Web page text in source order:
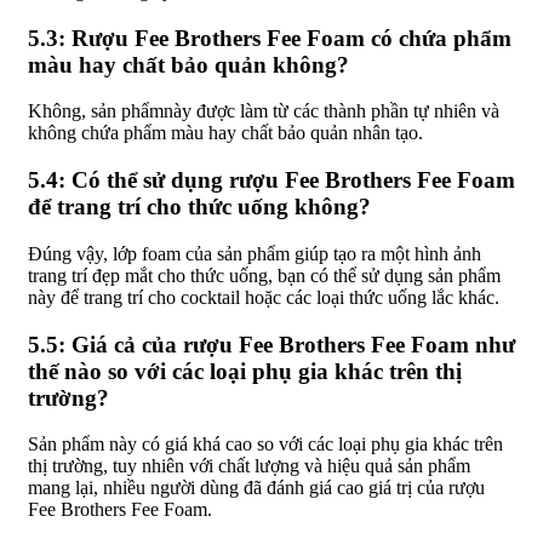
5.3: Rượu Fee Brothers Fee Foam có chứa phẩm
màu hay chất bảo quản không?
Không, sản phẩmnày được làm từ các thành phần tự nhiên và
không chứa phẩm màu hay chất bảo quản nhân tạo.
5.4: Có thể sử dụng rượu Fee Brothers Fee Foam
để trang trí cho thức uống không?
Đúng vậy, lớp foam của sản phẩm giúp tạo ra một hình ảnh
trang trí đẹp mắt cho thức uống, bạn có thể sử dụng sản phẩm
này để trang trí cho cocktail hoặc các loại thức uống lắc khác.
5.5: Giá cả của rượu Fee Brothers Fee Foam như
thế nào so với các loại phụ gia khác trên thị
trường?
Sản phẩm này có giá khá cao so với các loại phụ gia khác trên
thị trường, tuy nhiên với chất lượng và hiệu quả sản phẩm
mang lại, nhiều người dùng đã đánh giá cao giá trị của rượu
Fee Brothers Fee Foam.